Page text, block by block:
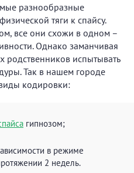
разнообразные
тяги к спайсу.
все они схожи в одном –
Однако заманчивая
родственников испытывать
Так в нашем городе
кодировки:
гипнозом;
в режиме
2 недель.